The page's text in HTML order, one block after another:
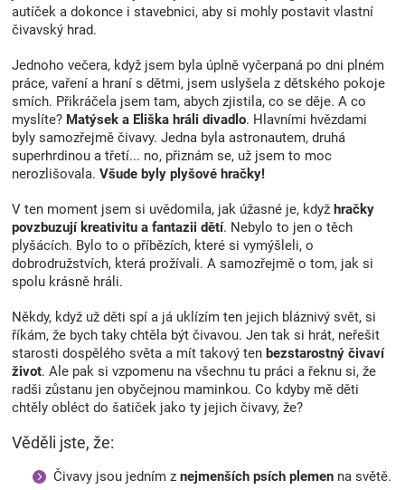
s
autíček a dokonce i stavebnici, aby si mohly postavit vlastní
čivavský hrad.
Jednoho večera, když jsem byla úplně vyčerpaná po dni plném
práce, vaření a hraní s dětmi, jsem uslyšela z dětského pokoje
smích. Přikráčela jsem tam, abych zjistila, co se děje. A co
myslíte? Matýsek a Eliška hráli divadlo. Hlavními hvězdami
byly samozřejmě čivavy. Jedna byla astronautem, druhá
superhrdinou a třetí... no, přiznám se, už jsem to moc
nerozlišovala. Všude byly plyšové hračky!
V ten moment jsem si uvědomila, jak úžasné je, když hračky
povzbuzují kreativitu a fantazii dětí. Nebylo to jen o těch
plyšácích. Bylo to o příbězích, které si vymýšleli, o
dobrodružstvích, která prožívali. A samozřejmě o tom, jak si
spolu krásně hráli.
Někdy, když už děti spí a já uklízím ten jejich bláznivý svět, si
říkám, že bych taky chtěla být čivavou. Jen tak si hrát, neřešit
starosti dospělého světa a mít takový ten bezstarostný čivaví
život. Ale pak si vzpomenu na všechnu tu práci a řeknu si, že
radši zůstanu jen obyčejnou maminkou. Co kdyby mě děti
chtěly obléct do šatiček jako ty jejich čivavy, že?
Věděli jste, že:
Čivavy jsou jedním znejmenších psích plemenna světě.